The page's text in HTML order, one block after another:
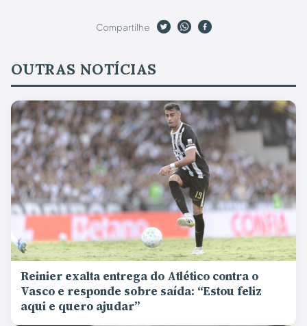
Compartilhe
OUTRAS NOTÍCIAS
Reinier exalta entrega do Atlético contra o
Vasco e responde sobre saída: “Estou feliz
aqui e quero ajudar”